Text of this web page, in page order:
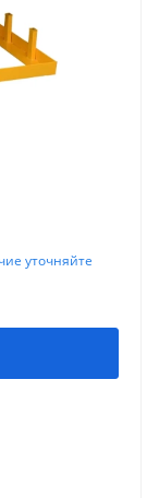
уточняйте